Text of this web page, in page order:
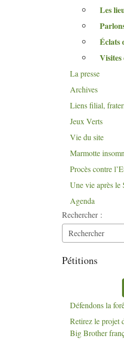
Les
Éclats
Visites
La presse
Archives
Liens filial,
Jeux Verts
Vie du site
Marmotte
Procès contre
Une vie après le
Agenda
Rechercher :
Pétitions
Défendons la
Retirez le projet
Big Brother